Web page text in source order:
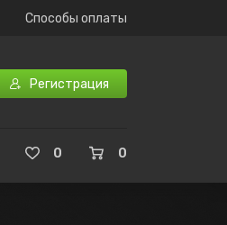
Способы оплаты
Регистрация
0
0